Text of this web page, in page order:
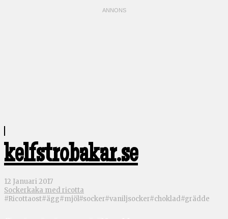
kelfstrobakar.se
12 Januari 2017
Sockerkaka med ricotta
#Ricottaost#ägg#mjöl#socker#vaniljsocker#choklad#grädde